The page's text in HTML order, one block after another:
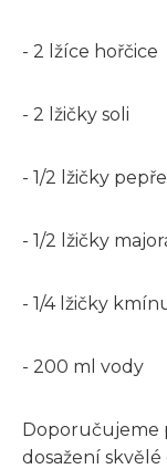
- 2 lžíce hořčice
- 2 lžičky soli
- 1/2 lžičky pepře
- 1/2 lžičky
- 1/4 lžičky
- 200 ml vody
Doporučujeme
dosažení skvělé